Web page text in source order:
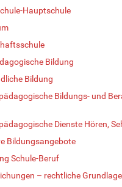
Hauptschule
Bildung
Bildung
Bildungs- und
Dienste Hören,
Bildungsangebote
Schule-Beruf
– rechtliche